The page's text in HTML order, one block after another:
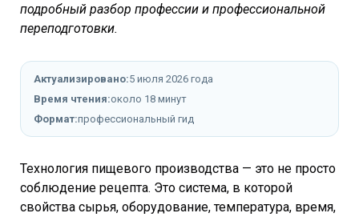
подробный разбор профессии и профессиональной
переподготовки.
Актуализировано:5 июля 2026 года
Время чтения:около 18 минут
Формат:профессиональный гид
Технология пищевого производства — это не просто
соблюдение рецепта. Это система, в которой
свойства сырья, оборудование, температура, время,